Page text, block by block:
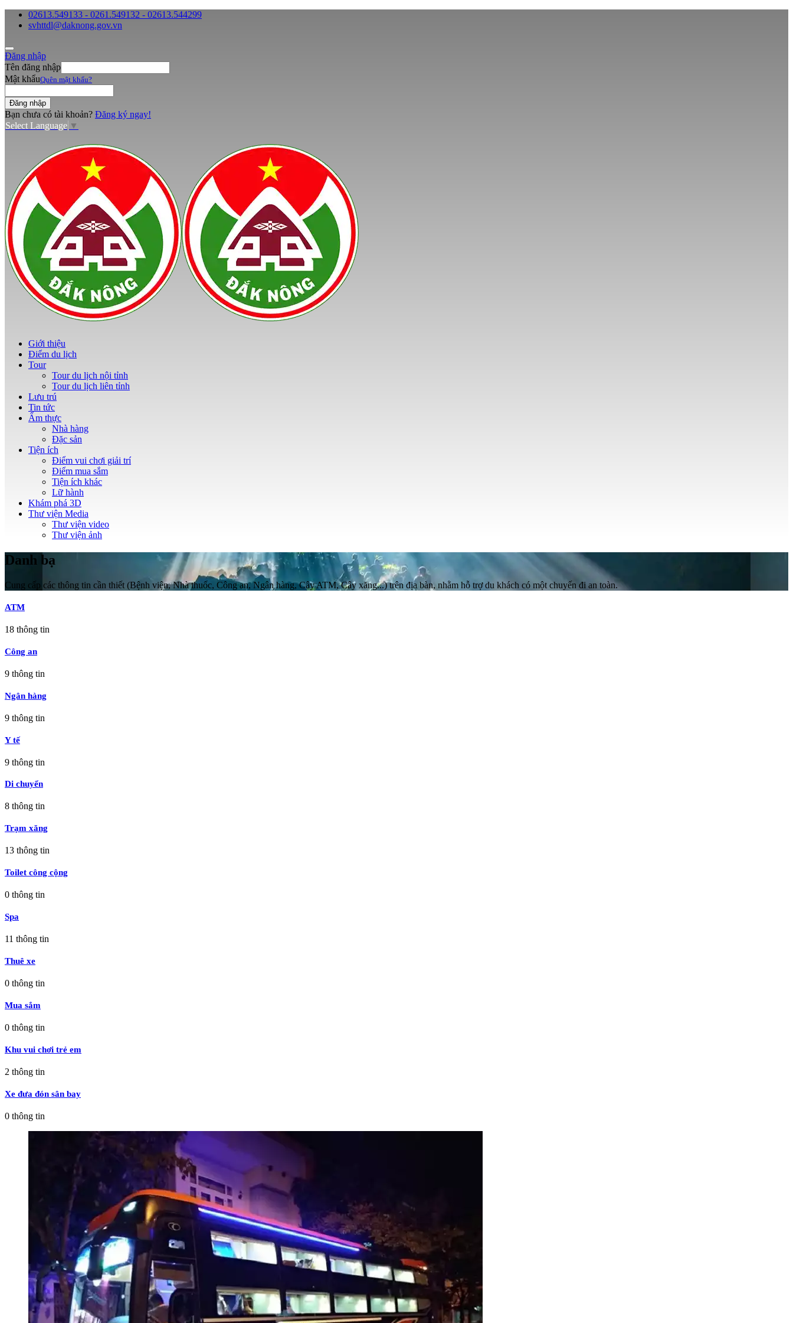
02613.549133 - 0261.549132 - 02613.544299
svhttdl@daknong.gov.vn
Đăng nhập
Tên đăng nhập
Mật khẩuQuên mật khẩu?
Bạn chưa có tài khoản? Đăng ký ngay!
Select Language ▼
Giới thiệu
Điểm du lịch
Tour
Tour du lịch nội tỉnh
Tour du lịch liên tỉnh
Lưu trú
Tin tức
Ẩm thực
Nhà hàng
Đặc sản
Tiện ích
Điểm vui chơi giải trí
Điểm mua sắm
Tiện ích khác
Lữ hành
Khám phá 3D
Thư viện Media
Thư viện video
Thư viện ảnh
Danh bạ
Cung cấp các thông tin cần thiết (Bệnh viện, Nhà thuốc, Công an, Ngân hàng, Cây ATM, Cây xăng...) trên địa bàn, nhằm hỗ trợ du khách có một chuyến đi an toàn.
ATM
18 thông tin
Công an
9 thông tin
Ngân hàng
9 thông tin
Y tế
9 thông tin
Di chuyển
8 thông tin
Trạm xăng
13 thông tin
Toilet công cộng
0 thông tin
Spa
11 thông tin
Thuê xe
0 thông tin
Mua sắm
0 thông tin
Khu vui chơi trẻ em
2 thông tin
Xe đưa đón sân bay
0 thông tin